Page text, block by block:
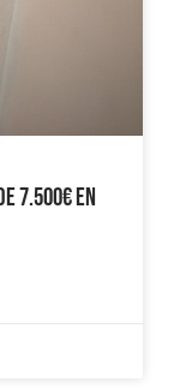
7.500€ en